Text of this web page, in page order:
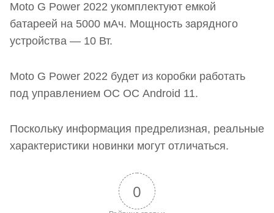
Moto G Power 2022 укомплектуют емкой
батареей на 5000 мАч. Мощность зарядного
устройства — 10 Вт.
Moto G Power 2022 будет из коробки работать
под управлением ОС ОС Android 11.
Поскольку информация предрелизная, реальные
характеристики новинки могут отличаться.
0